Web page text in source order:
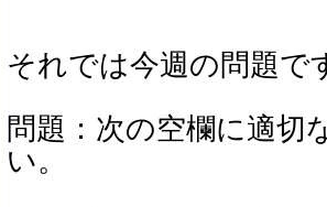
それでは今週の問題で
問題：次の空欄に適切
い。